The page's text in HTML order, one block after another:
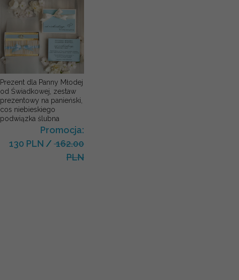
Prezent dla Panny Młodej
od Świadkowej, zestaw
prezentowy na panieński,
cos niebieskiego
podwiązka ślubna
Promocja:
130 PLN / 162.00
PLN